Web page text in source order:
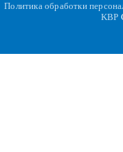
Политика обработки
KBP